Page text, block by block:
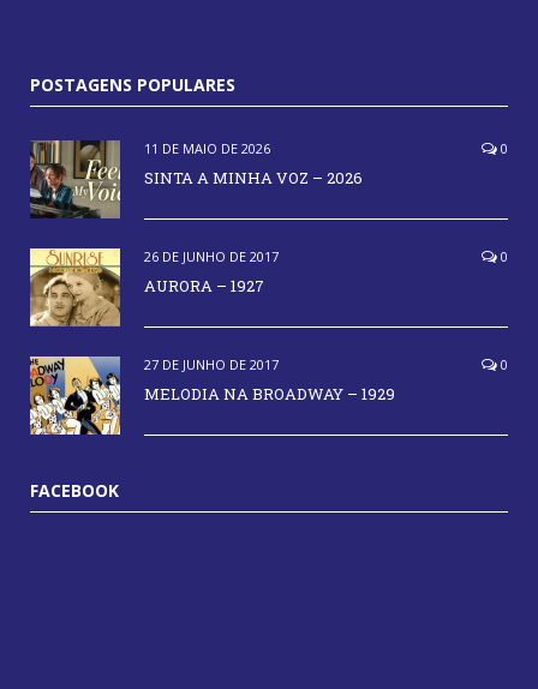
POSTAGENS POPULARES
11 DE MAIO DE 2026 0
SINTA A MINHA VOZ – 2026
26 DE JUNHO DE 2017 0
AURORA – 1927
27 DE JUNHO DE 2017 0
MELODIA NA BROADWAY – 1929
FACEBOOK